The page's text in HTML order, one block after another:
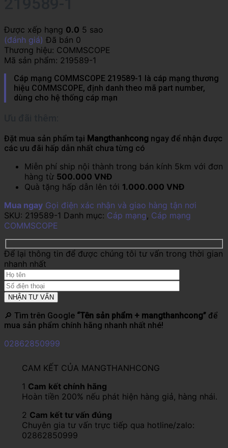
Được xếp hạng 0.0 5 sao
(đánh giá) Đã bán 0
Thương hiệu: COMMSCOPE
Mã sản phẩm: 219589-1
Cáp mạng COMMSCOPE 219589-1 là cáp mạng thương
hiệu COMMSCOPE, định danh theo mã part number,
dùng cho hệ thống cáp mạn
Đặt mua sản phẩm tại Mangthanhcong ngay để nhận được
các ưu đãi hấp dẫn nhất chưa từng có
Miễn phí ship nội thành trong bán kính 5km với đơn
hàng từ 500.000 VNĐ
Quà tặng hấp dẫn lên tới 1.000.000 VNĐ
Mua ngay Gọi điện xác nhận và giao hàng tận nơi
SKU: 219589-1 Danh mục: Cáp mạng, Cáp mạng
COMMSCOPE
Để lại thông tin để được chúng tôi tư vấn trong thời gian
nhanh nhất
🔎 Tìm trên Google “Tên sản phẩm + mangthanhcong” để
mua sản phẩm chính hãng nhanh nhất nhé!
02862850999
CAM KẾT CỦA MANGTHANHCONG
1 Cam kết chính hãng
Hoàn tiền 200% nếu phát hiện hàng giả, hàng nhái.
2 Cam kết tư vấn đúng
Chuyên gia tư vấn trực tiếp qua hotline/zalo:
02862850999